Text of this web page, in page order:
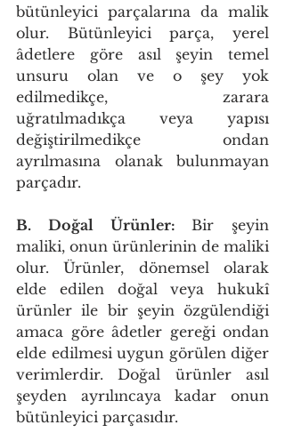
bütünleyici parçalarına da malik
olur. Bütünleyici parça, yerel
âdetlere göre asıl şeyin temel
unsuru olan ve o şey yok
edilmedikçe, zarara
uğratılmadıkça veya yapısı
değiştirilmedikçe ondan
ayrılmasına olanak bulunmayan
parçadır.
B. Doğal Ürünler: Bir şeyin
maliki, onun ürünlerinin de maliki
olur. Ürünler, dönemsel olarak
elde edilen doğal veya hukukî
ürünler ile bir şeyin özgülendiği
amaca göre âdetler gereği ondan
elde edilmesi uygun görülen diğer
verimlerdir. Doğal ürünler asıl
şeyden ayrılıncaya kadar onun
bütünleyici parçasıdır.